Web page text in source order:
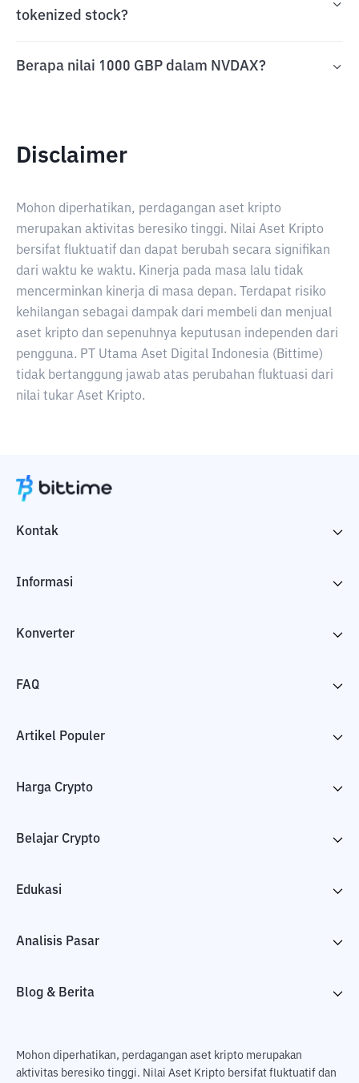
tokenized stock?
Berapa nilai 1000 GBP dalam NVDAX?
Disclaimer
Mohon diperhatikan, perdagangan aset kripto
merupakan aktivitas beresiko tinggi. Nilai Aset Kripto
bersifat fluktuatif dan dapat berubah secara signifikan
dari waktu ke waktu. Kinerja pada masa lalu tidak
mencerminkan kinerja di masa depan. Terdapat risiko
kehilangan sebagai dampak dari membeli dan menjual
aset kripto dan sepenuhnya keputusan independen dari
pengguna. PT Utama Aset Digital Indonesia (Bittime)
tidak bertanggung jawab atas perubahan fluktuasi dari
nilai tukar Aset Kripto.
Kontak
Informasi
Konverter
FAQ
Artikel Populer
Harga Crypto
Belajar Crypto
Edukasi
Analisis Pasar
Blog & Berita
Mohon diperhatikan, perdagangan aset kripto merupakan
aktivitas beresiko tinggi. Nilai Aset Kripto bersifat fluktuatif dan